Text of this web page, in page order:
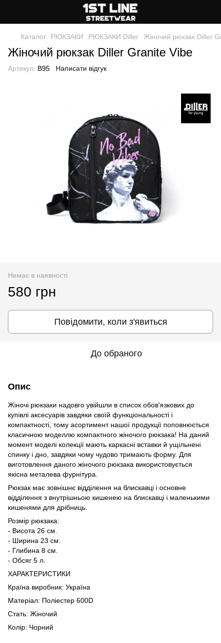
Каталог РЮКЗАКИ РЮКЗАКИ Diller Жіночий рюкзак Diller
Жіночий рюкзак Diller Granite Vibe
Артикул: B95 Написати відгук
Немає в наявності
580 грн
Повідомити, коли з'явиться
До обраного
Опис
Жіночі рюкзаки надовго увійшли в список обов'язкових до
купівлі аксесуарів завдяки своїй функціональності і
компактності, тому асортимент нашої продукції поповнюється
класичною моделлю компактного жіночого рюкзака! На даний
момент моделі колекції мають каркасні вставки й ущільнені
спинку і дно, завдяки чому чудово тримають форму. Для
виготовлення даного жіночого рюкзака використовується
якісна металева фурнітура.
Рюкзак має зовнішнє відділення на блискавці і основне
відділення з внутрішньою кишенею на блискавці і маленькими
кишенями для дрібниць.
Розмір рюкзака:
- Висота 26 см.
- Ширина 23 см.
- Глибина 8 см.
- Обсяг 5 л.
ХАРАКТЕРИСТИКИ
Країна виробник: Україна
Матеріал: Поліестер 600D
Стать: Жіночий
Колір: Чорний